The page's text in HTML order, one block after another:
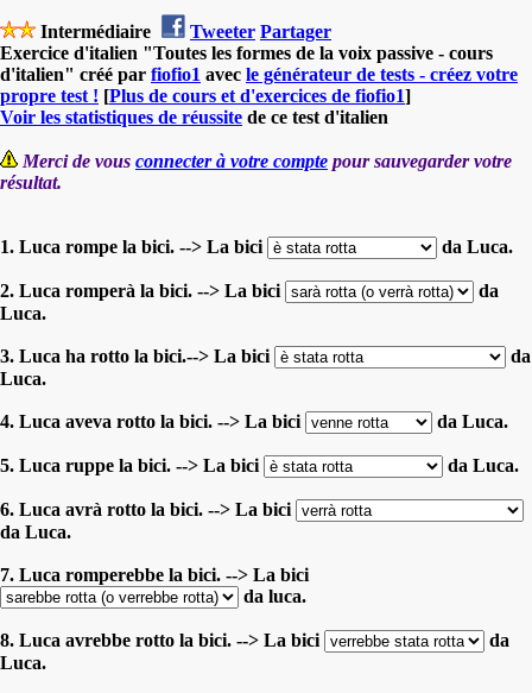
Intermédiaire Tweeter Partager
Exercice d'italien "Toutes les formes de la voix passive - cours
d'italien" créé par fiofio1 avec le générateur de tests - créez votre
propre test ! [Plus de cours et d'exercices de fiofio1]
Voir les statistiques de réussite de ce test d'italien
Merci de vous connecter à votre compte pour sauvegarder votre
résultat.
1. Luca rompe la bici. --> La bici da Luca.
2. Luca romperà la bici. --> La bici
da
Luca.
3. Luca ha rotto la bici.--> La bici
da
Luca.
4. Luca aveva rotto la bici. --> La bici da Luca.
5. Luca ruppe la bici. --> La bici da Luca.
6. Luca avrà rotto la bici. --> La bici
da Luca.
7. Luca romperebbe la bici. --> La bici
da luca.
8. Luca avrebbe rotto la bici. --> La bici
da
Luca.